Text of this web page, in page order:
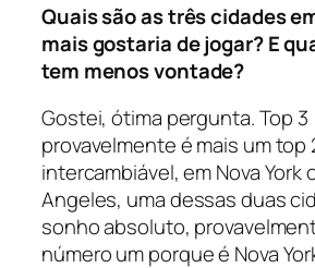
Quais são as três cidades
mais gostaria de jogar? E
tem menos vontade?
Gostei, ótima pergunta. Top 3
provavelmente é mais um top
intercambiável, em Nova York
Angeles, uma dessas duas
sonho absoluto,
número um porque é Nova